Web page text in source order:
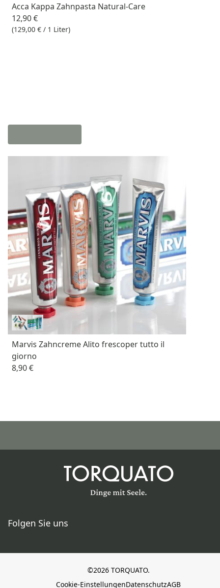
Acca Kappa Zahnpasta Natural-Care
12,90 €
(129,00 € / 1 Liter)
Marvis Zahncreme Alito frescoper tutto il
giorno
8,90 €
Folgen Sie uns
©2026 TORQUATO.
Cookie-EinstellungenDatenschutzAGB